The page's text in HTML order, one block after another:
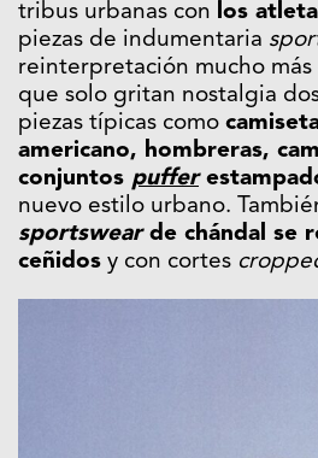
tribus urbanas con los
piezas de indumentaria
reinterpretación mucho más
que solo gritan nostalgia
piezas típicas como
americano, hombreras,
conjuntos puffer
nuevo estilo urbano.
sportswearde chándal se
ceñidos y con cortes